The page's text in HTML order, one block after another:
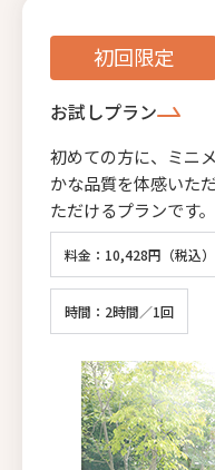
初回限定
お試しプラン
初めての方に、ミニ
かな品質を体感いた
ただけるプランです。
料金：10,428円（税込）
時間：2時間／1回